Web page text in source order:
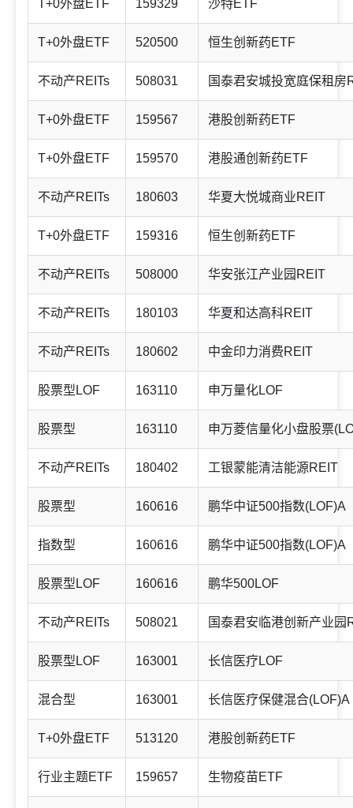
T+0外盘ETF 159329 沙特ETF
T+0外盘ETF 520500 恒生创新药ETF
不动产REITs 508031 国泰君安城投宽庭保租房
T+0外盘ETF 159567 港股创新药ETF
T+0外盘ETF 159570 港股通创新药ETF
不动产REITs 180603 华夏大悦城商业REIT
T+0外盘ETF 159316 恒生创新药ETF
不动产REITs 508000 华安张江产业园REIT
不动产REITs 180103 华夏和达高科REIT
不动产REITs 180602 中金印力消费REIT
股票型LOF 163110 申万量化LOF
股票型 163110 申万菱信量化小盘股票
不动产REITs 180402 工银蒙能清洁能源REIT
股票型 160616 鹏华中证500指数(LOF)A
指数型 160616 鹏华中证500指数(LOF)A
股票型LOF 160616 鹏华500LOF
不动产REITs 508021 国泰君安临港创新产业园
股票型LOF 163001 长信医疗LOF
混合型 163001 长信医疗保健混合(LOF)A
T+0外盘ETF 513120 港股创新药ETF
行业主题ETF 159657 生物疫苗ETF